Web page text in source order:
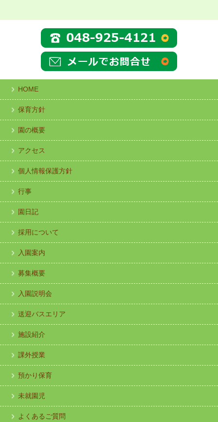
HOME
保育方針
園の概要
アクセス
個人情報保護方針
行事
園日記
採用について
入園案内
募集概要
入園説明会
送迎バスエリア
施設紹介
課外授業
預かり保育
未就園児
よくあるご質問